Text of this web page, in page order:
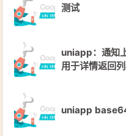
测试
uniapp：通知
用于详情返回
uniapp